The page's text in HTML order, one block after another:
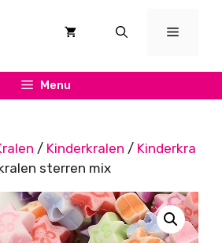
Menu
Menu
/ Kinderkralen / Kinderkra
sterren mix